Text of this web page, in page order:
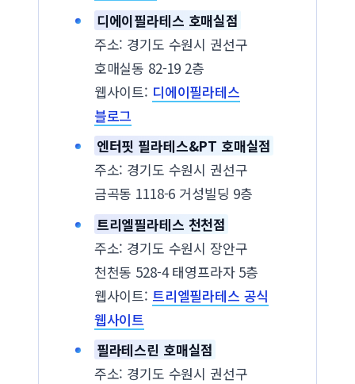
디에이필라테스 호매실점
주소: 경기도 수원시 권선구
호매실동 82-19 2층
웹사이트: 디에이필라테스
블로그
엔터핏 필라테스&PT 호매실점
주소: 경기도 수원시 권선구
금곡동 1118-6 거성빌딩 9층
트리엘필라테스 천천점
주소: 경기도 수원시 장안구
천천동 528-4 태영프라자 5층
웹사이트: 트리엘필라테스 공식
웹사이트
필라테스린 호매실점
주소: 경기도 수원시 권선구